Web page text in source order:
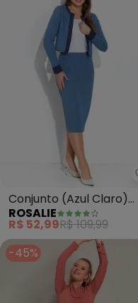
Conjunto (Azul Claro)
Casaco Saia
ROSALIE
R$ 52,99R$ 109,99
-45%